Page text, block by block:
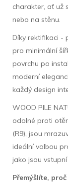
charakter, ať už
nebo na stěnu.
Díky rektifikaci -
pro minimální
povrchu po
moderní
každý design
WOOD PILE
odolné proti
(R9), jsou
ideální volbou
jako jsou vstupní
Přemýšlíte,